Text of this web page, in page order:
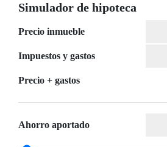
Simulador de hipoteca
Precio inmueble
Impuestos y gastos
Precio + gastos
Ahorro aportado